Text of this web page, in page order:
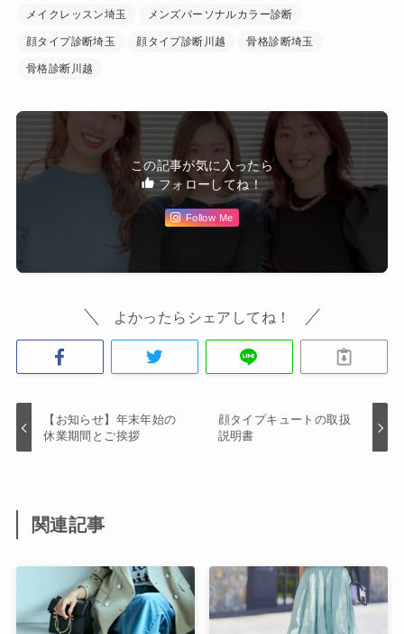
メイクレッスン埼玉 メンズパーソナルカラー診断
顔タイプ診断埼玉 顔タイプ診断川越 骨格診断埼玉
骨格診断川越
この記事が気に入ったら
フォローしてね！
Follow Me
よかったらシェアしてね！
【お知らせ】年末年始の
休業期間とご挨拶
顔タイプキュートの取扱
説明書
関連記事